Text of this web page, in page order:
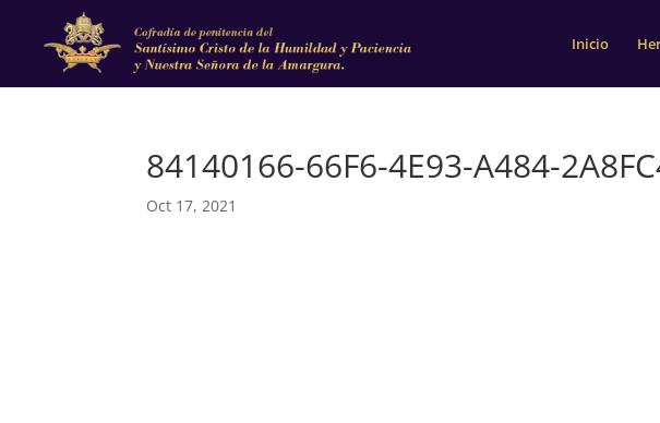
Inicio
84140166-66F6-4E93-A484-
Oct 17, 2021